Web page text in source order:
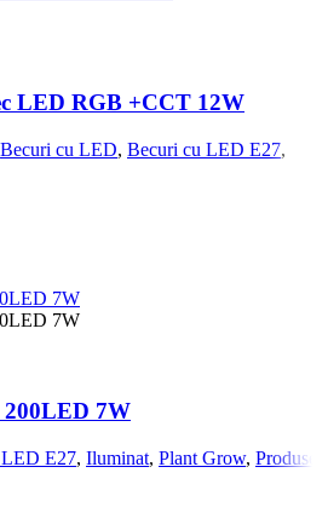
LED RGB +CCT 12W
Becuri cu LED, Becuri cu LED E27,
200LED 7W
E27, Iluminat, Plant Grow, Produse